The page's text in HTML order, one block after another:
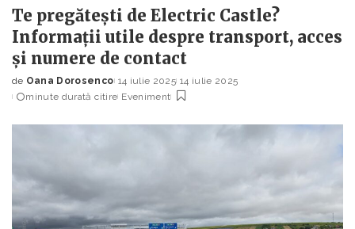
Te pregătești de Electric Castle?
Informații utile despre transport, acces
și numere de contact
Posted
by
de Oana Dorosenco 14 iulie 2025 14 iulie 2025
minute durată citire Eveniment